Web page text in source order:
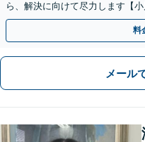
ら、解決に向けて尽力します【
1分、御茶ノ水駅も利用可】
料
メール